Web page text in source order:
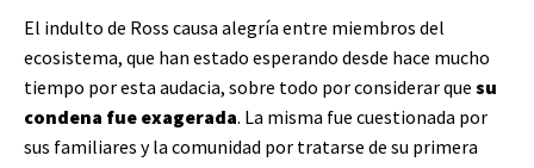
El indulto de Ross causa alegría entre miembros del
ecosistema, que han estado esperando desde hace mucho
tiempo por esta audacia, sobre todo por considerar que su
condena fue exagerada. La misma fue cuestionada por
sus familiares y la comunidad por tratarse de su primera